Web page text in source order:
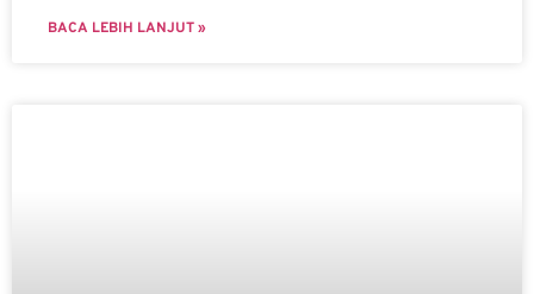
BACA LEBIH LANJUT »